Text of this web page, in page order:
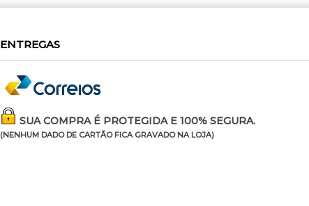
ENTREGAS
SUA COMPRA É PROTEGIDA E 100% SEGURA.
(NENHUM DADO DE CARTÃO FICA GRAVADO NA LOJA)